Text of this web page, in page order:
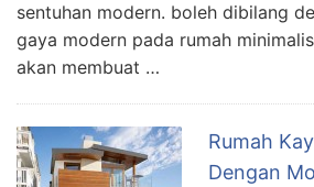
sentuhan modern. boleh dibilang
gaya modern pada rumah
akan membuat …
Rumah
Dengan